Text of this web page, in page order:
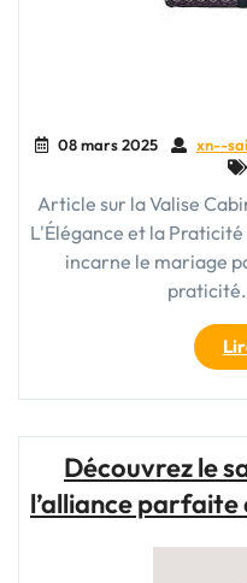
08 mars 2025 xn--
Article sur la Valise
L'Élégance et la Praticité
incarne le mariage
Découvrez le
l’alliance